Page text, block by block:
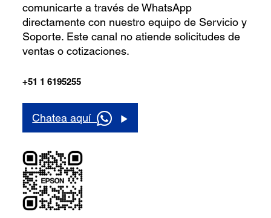
comunicarte a través de WhatsApp
directamente con nuestro equipo de Servicio y
Soporte. Este canal no atiende solicitudes de
ventas o cotizaciones.
+51 1 6195255
Chatea aquí